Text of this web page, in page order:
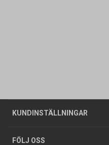
KUNDINSTÄLLNINGAR
Företagskund / Privatkund
FÖLJ OSS
Allmänna försäljningsvillkor
Integritetspolicy
Butiker
Foldrar och kataloger
Om oss
Tjänster